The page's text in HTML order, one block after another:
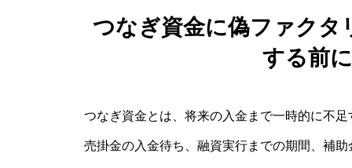
つなぎ資金に偽ファクタ
する前
つなぎ資金とは、将来の入金まで一時的に不
売掛金の入金待ち、融資実行までの期間、補